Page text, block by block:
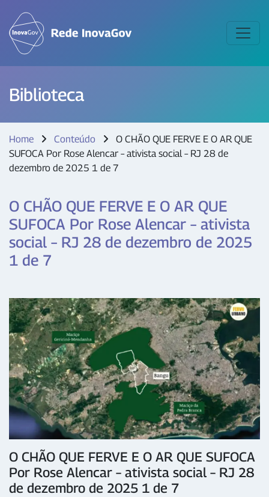
Biblioteca
Home Conteúdo
O CHÃO QUE FERVE E O AR QUE
SUFOCA Por Rose Alencar – ativista social – RJ 28 de
dezembro de 2025 1 de 7
O CHÃO QUE FERVE E O AR QUE
SUFOCA Por Rose Alencar – ativista
social – RJ 28 de dezembro de 2025
1 de 7
O CHÃO QUE FERVE E O AR QUE SUFOCA
Por Rose Alencar – ativista social – RJ 28
de dezembro de 2025 1 de 7